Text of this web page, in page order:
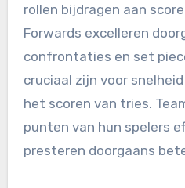
rollen bijdragen aan
Forwards excelleren
confrontaties en set
cruciaal zijn voor
het scoren van tries.
punten van hun spelers
presteren doorgaans